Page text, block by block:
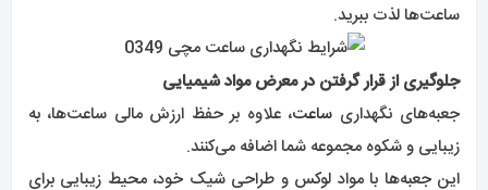
ساعت‌ها لذت ببرید.
جلوگیری از قرار گرفتن در معرض مواد شیمیایی
جعبه‌های نگهداری ساعت، علاوه بر حفظ ارزش مالی ساعت‌ها، به
زیبایی و شکوه مجموعه شما اضافه می‌کنند.
این جعبه‌ها با مواد لوکس و طراحی شیک خود، محیط زیبایی برای